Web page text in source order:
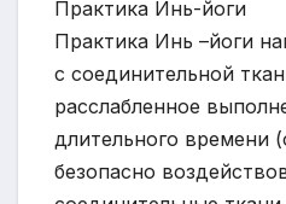
Практика Инь-йоги
Практика Инь –йоги
с соединительной
расслабленное
длительного времени
безопасно